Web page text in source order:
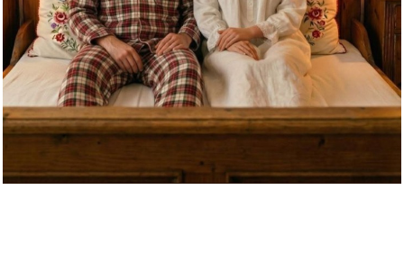
� -lfilter Champion C 320...